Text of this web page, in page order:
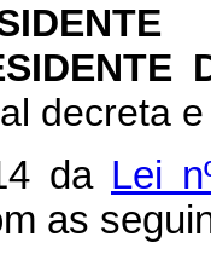
decreta
da Lei
as